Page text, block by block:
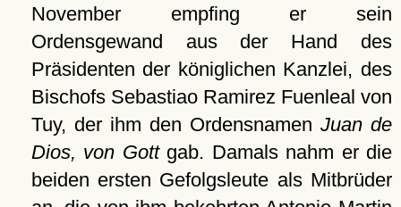
November empfing er sein
Ordensgewand aus der Hand des
Präsidenten der königlichen Kanzlei, des
Bischofs Sebastiao Ramirez Fuenleal von
Tuy, der ihm den Ordensnamen Juan de
Dios, von Gottgab. Damals nahm er die
beiden ersten Gefolgsleute als Mitbrüder